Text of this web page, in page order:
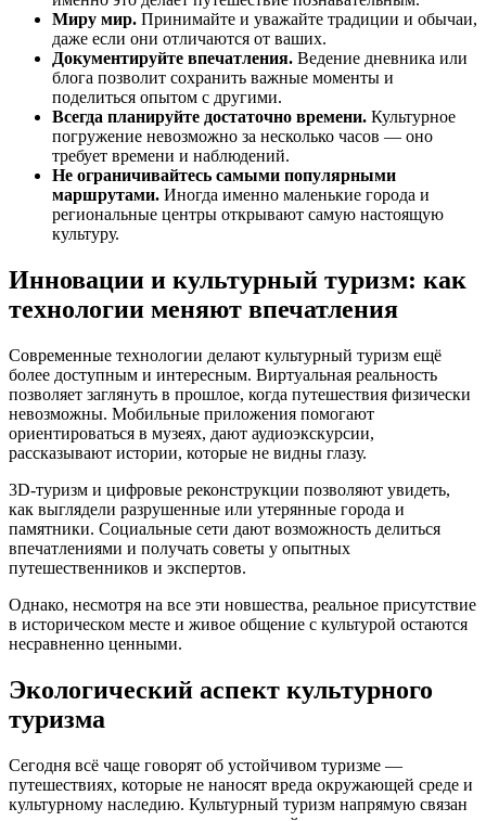
Миру мир. Принимайте и уважайте традиции и обычаи,
даже если они отличаются от ваших.
Документируйте впечатления. Ведение дневника или
блога позволит сохранить важные моменты и
поделиться опытом с другими.
Всегда планируйте достаточно времени. Культурное
погружение невозможно за несколько часов — оно
требует времени и наблюдений.
Не ограничивайтесь самыми популярными
маршрутами. Иногда именно маленькие города и
региональные центры открывают самую настоящую
культуру.
Инновации и культурный туризм: как
технологии меняют впечатления
Современные технологии делают культурный туризм ещё
более доступным и интересным. Виртуальная реальность
позволяет заглянуть в прошлое, когда путешествия физически
невозможны. Мобильные приложения помогают
ориентироваться в музеях, дают аудиоэкскурсии,
рассказывают истории, которые не видны глазу.
3D-туризм и цифровые реконструкции позволяют увидеть,
как выглядели разрушенные или утерянные города и
памятники. Социальные сети дают возможность делиться
впечатлениями и получать советы у опытных
путешественников и экспертов.
Однако, несмотря на все эти новшества, реальное присутствие
в историческом месте и живое общение с культурой остаются
несравненно ценными.
Экологический аспект культурного
туризма
Сегодня всё чаще говорят об устойчивом туризме —
путешествиях, которые не наносят вреда окружающей среде и
культурному наследию. Культурный туризм напрямую связан